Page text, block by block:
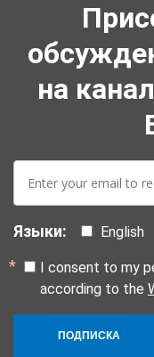
на
mail:
Языки: English
I consent to my
according to the
ПОДПИСКА